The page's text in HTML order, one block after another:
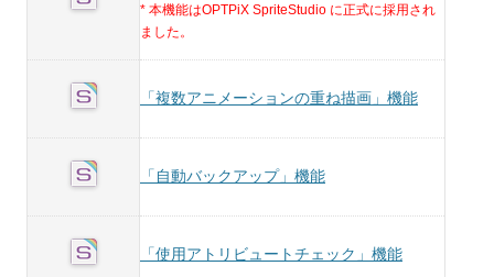
* 本機能はOPTPiX SpriteStudio に正式に採用され
ました。
「複数アニメーションの重ね描画」機能
「自動バックアップ」機能
「使用アトリビュートチェック」機能